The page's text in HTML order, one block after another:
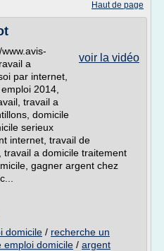
Haut de page
voir la vidéo
a
par internet,
2014,
travail a
domicile
serieux
internet, travail de
a domicile traitement
gagner argent chez
domicile / recherche un
emploi domicile / argent